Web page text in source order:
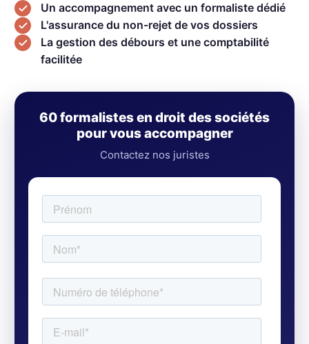
Un accompagnement avec un formaliste dédié
L'assurance du non-rejet de vos dossiers
La gestion des débours et une comptabilité
facilitée
60 formalistes en droit des sociétés
pour vous accompagner
Contactez nos juristes